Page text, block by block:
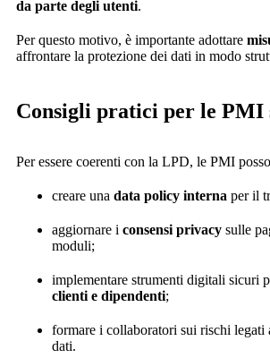
da parte degli utenti.
Per questo motivo, è importante adottare
affrontare la protezione dei dati in modo
Consigli pratici per le PMI
Per essere coerenti con la LPD, le PMI
creare una data policy interna per il
aggiornare i consensi privacy sulle
moduli;
implementare strumenti digitali sicuri
clienti e dipendenti;
formare i collaboratori sui rischi legati
dati.